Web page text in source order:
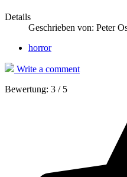
Details
Geschrieben von: Peter
horror
Write a comment
Bewertung: 3 / 5